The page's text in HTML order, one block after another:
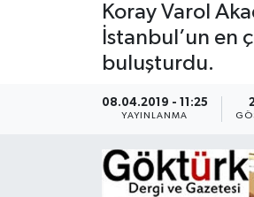
Koray Varol
İstanbul’un en
buluşturdu.
08.04.2019 - 11:25
YAYINLANMA
GÜNDEM
KEMERBURGAZ
KÜLTÜR - SANAT
MAGAZİN